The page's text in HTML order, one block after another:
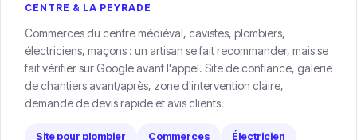
CENTRE & LA PEYRADE
Commerces du centre médiéval, cavistes, plombiers,
électriciens, maçons : un artisan se fait recommander, mais se
fait vérifier sur Google avant l'appel. Site de confiance, galerie
de chantiers avant/après, zone d'intervention claire,
demande de devis rapide et avis clients.
Site pour plombier Commerces Électricien